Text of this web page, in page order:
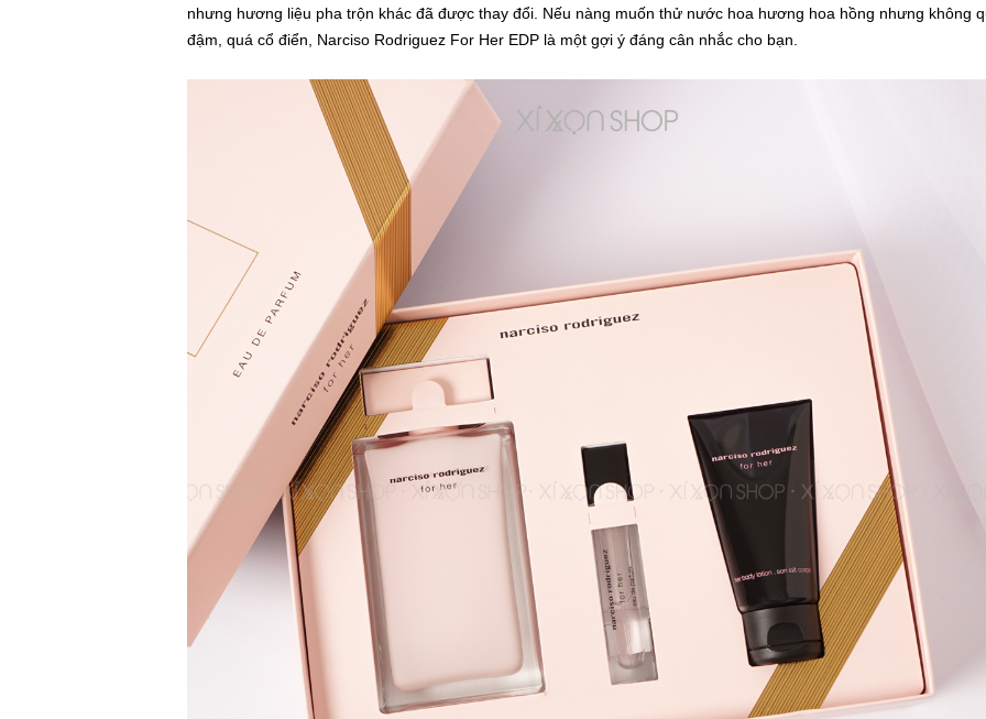
nhưng hương liệu pha trộn khác đã được thay đổi. Nếu nàng muốn thử nước hoa hương hoa hồng nhưng không
đậm, quá cổ điển, Narciso Rodriguez For Her EDP là một gợi ý đáng cân nhắc cho bạn.